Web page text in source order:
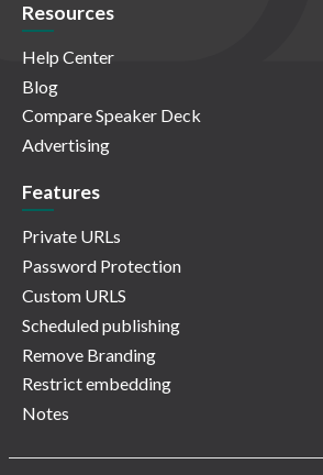
Resources
Help Center
Blog
Compare Speaker Deck
Advertising
Features
Private URLs
Password Protection
Custom URLS
Scheduled publishing
Remove Branding
Restrict embedding
Notes